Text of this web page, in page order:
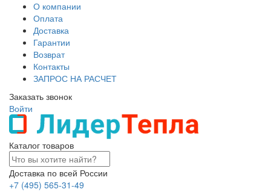
О компании
Оплата
Доставка
Гарантии
Возврат
Контакты
ЗАПРОС НА РАСЧЕТ
Заказать звонок
Войти
Каталог товаров
Доставка по всей России
+7 (495) 565-31-49